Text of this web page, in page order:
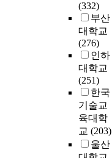
(332)
부산
대학교
(276)
인하
대학교
(251)
한국
기술교
육대학
교 (203)
울산